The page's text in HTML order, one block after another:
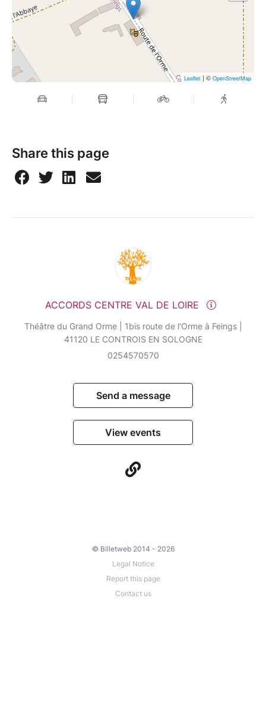
Leaflet | © OpenStreetMap
Share this page
ACCORDS CENTRE VAL DE LOIRE
Théâtre du Grand Orme | 1bis route de l'Orme à Feings |
41120 LE CONTROIS EN SOLOGNE
0254570570
Send a message
View events
© Billetweb 2014 - 2026
Legal Notice
Report this page
Contact us